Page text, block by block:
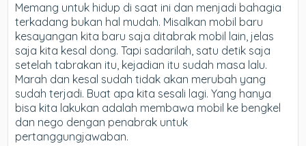
Memang untuk hidup di saat ini dan menjadi bahagia
terkadang bukan hal mudah. Misalkan mobil baru
kesayangan kita baru saja ditabrak mobil lain, jelas
saja kita kesal dong. Tapi sadarilah, satu detik saja
setelah tabrakan itu, kejadian itu sudah masa lalu.
Marah dan kesal sudah tidak akan merubah yang
sudah terjadi. Buat apa kita sesali lagi. Yang hanya
bisa kita lakukan adalah membawa mobil ke bengkel
dan nego dengan penabrak untuk
pertanggungjawaban.